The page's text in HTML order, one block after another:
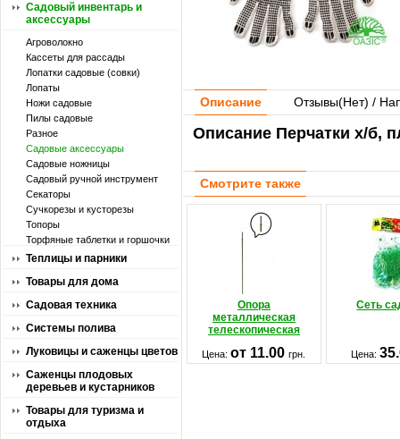
Садовый инвентарь и
аксессуары
Агроволокно
Кассеты для рассады
Лопатки садовые (совки)
Лопаты
Ножи садовые
Пилы садовые
Разное
Садовые аксессуары
Садовые ножницы
Садовый ручной инструмент
Секаторы
Сучкорезы и кусторезы
Топоры
Торфяные таблетки и горшочки
Теплицы и парники
Товары для дома
Садовая техника
Системы полива
Луковицы и саженцы цветов
Саженцы плодовых
деревьев и кустарников
Товары для туризма и
отдыха
Описание Отзывы(Нет) /
Описание Перчатки х/б,
Смотрите также
Опора
металлическая
телескопическая
Сеть
Цена:от 11.00грн. Цена: